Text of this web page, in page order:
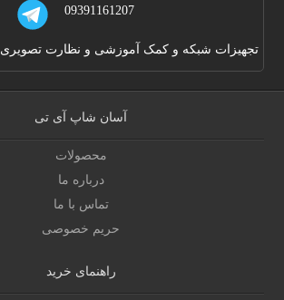
09391161207
تجهیزات شبکه و کمک آموزشی و نظارت تصویری
آسان شاپ آی تی
محصولات
درباره ما
تماس با ما
حریم خصوصی
راهنمای خرید